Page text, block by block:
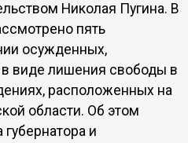
Николая Пугина. В
пять
осужденных,
виде лишения свободы в
расположенных на
области. Об этом
и